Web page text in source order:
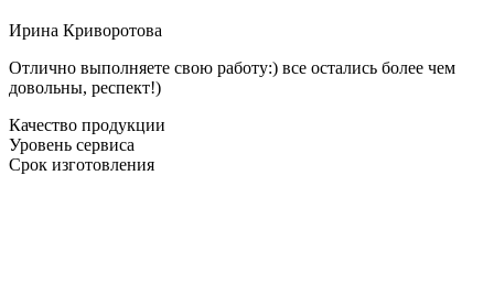
Ирина Криворотова
Отлично выполняете свою работу:) все остались более чем
довольны, респект!)
Качество продукции
Уровень сервиса
Срок изготовления